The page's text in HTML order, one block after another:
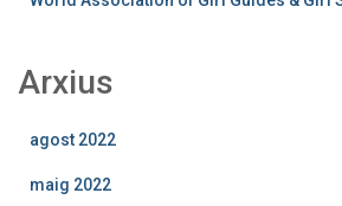
Arxius
agost 2022
maig 2022